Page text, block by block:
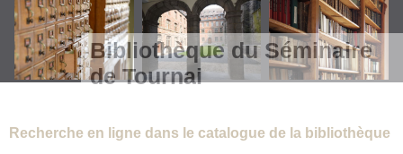
Bibliothèque du Séminaire
de Tournai
Recherche en ligne dans le catalogue de la bibliothèque